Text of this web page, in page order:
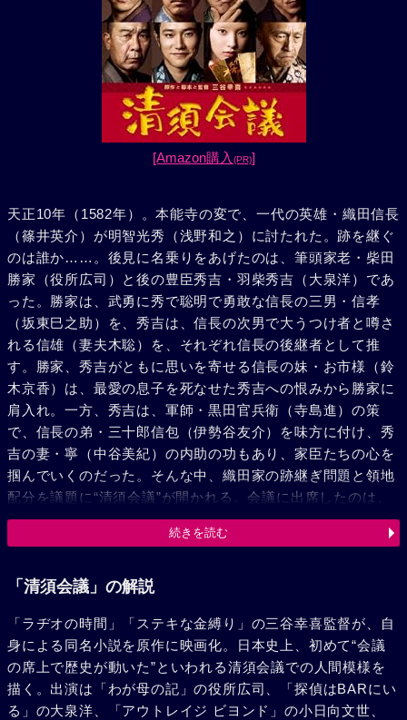
[Amazon購入 (PR)]
天正10年（1582年）。本能寺の変で、一代の英雄・織田信長
（篠井英介）が明智光秀（浅野和之）に討たれた。跡を継ぐ
のは誰か……。後見に名乗りをあげたのは、筆頭家老・柴田
勝家（役所広司）と後の豊臣秀吉・羽柴秀吉（大泉洋）であ
った。勝家は、武勇に秀で聡明で勇敢な信長の三男・信孝
（坂東巳之助）を、秀吉は、信長の次男で大うつけ者と噂さ
れる信雄（妻夫木聡）を、それぞれ信長の後継者として推
す。勝家、秀吉がともに思いを寄せる信長の妹・お市様（鈴
木京香）は、最愛の息子を死なせた秀吉への恨みから勝家に
肩入れ。一方、秀吉は、軍師・黒田官兵衛（寺島進）の策
で、信長の弟・三十郎信包（伊勢谷友介）を味方に付け、秀
吉の妻・寧（中谷美紀）の内助の功もあり、家臣たちの心を
掴んでいくのだった。そんな中、織田家の跡継ぎ問題と領地
配分を議題に“清須会議”が開かれる。会議に出席したのは、
勝家、秀吉に加え、勝家の盟友で参謀的存在の丹波長秀（小
日向文世）、立場を曖昧にして強い方に付こうと画策する池
られる一進一退の頭脳戦。騙し騙され、取り巻く全ての人々
続きを読む
「清須会議」の解説
「ラヂオの時間」「ステキな金縛り」の三谷幸喜監督が、自
身による同名小説を原作に映画化。日本史上、初めて“会議
の席上で歴史が動いた”といわれる清須会議での人間模様を
描く。出演は「わが母の記」の役所広司、「探偵はBARにい
る」の大泉洋、「アウトレイジ ビヨンド」の小日向文世、